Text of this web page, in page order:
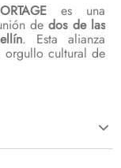
es una
dedos de las
. Esta alianza
orgullo cultural de